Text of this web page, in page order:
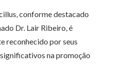
conforme destacado
Dr. Lair Ribeiro, é
reconhecido por seus
na promoção